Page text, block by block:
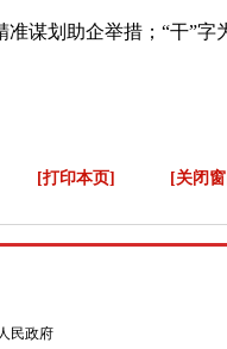
谋划助企举措；“干”字
[打印本页] [关闭
民政府